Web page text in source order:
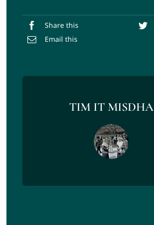
Share this
Email this
TIM IT MISDHA